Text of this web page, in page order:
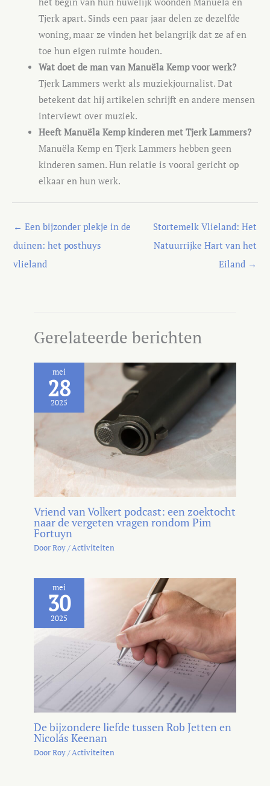
het begin van hun huwelijk woonden Manuëla en
Tjerk apart. Sinds een paar jaar delen ze dezelfde
woning, maar ze vinden het belangrijk dat ze af en
toe hun eigen ruimte houden.
Wat doet de man van Manuëla Kemp voor werk?
Tjerk Lammers werkt als muziekjournalist. Dat
betekent dat hij artikelen schrijft en andere mensen
interviewt over muziek.
Heeft Manuëla Kemp kinderen met Tjerk Lammers?
Manuëla Kemp en Tjerk Lammers hebben geen
kinderen samen. Hun relatie is vooral gericht op
elkaar en hun werk.
← Een bijzonder plekje in de
duinen: het posthuys
vlieland
Stortemelk Vlieland: Het
Natuurrijke Hart van het
Eiland →
Gerelateerde berichten
mei
28
2025
Vriend van Volkert podcast: een zoektocht
naar de vergeten vragen rondom Pim
Fortuyn
DoorRoy/Activiteiten
mei
30
2025
De bijzondere liefde tussen Rob Jetten en
Nicolás Keenan
DoorRoy/Activiteiten